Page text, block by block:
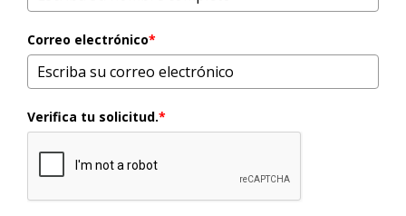
Correo electrónico*
Verifica tu solicitud.*